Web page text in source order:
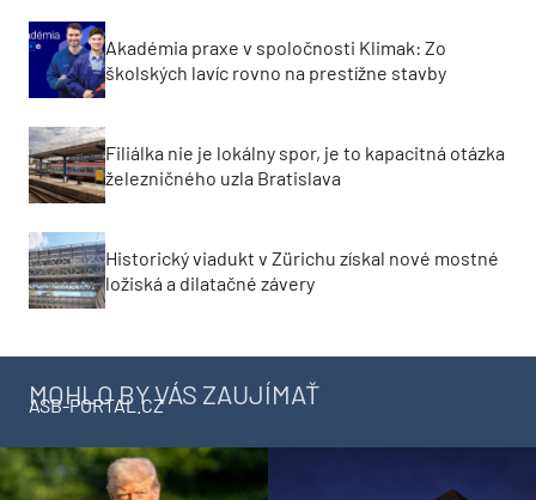
Akadémia praxe v spoločnosti Klimak: Zo
školských lavíc rovno na prestížne stavby
Filiálka nie je lokálny spor, je to kapacitná otázka
železničného uzla Bratislava
Historický viadukt v Zürichu získal nové mostné
ložiská a dilatačné závery
MOHLO BY VÁS ZAUJÍMAŤ
ASB-PORTAL.CZ